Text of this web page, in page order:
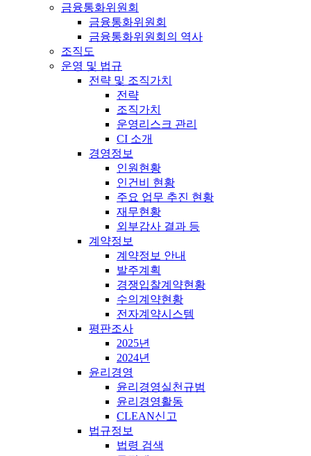
금융통화위원회
금융통화위원회
금융통화위원회의 역사
조직도
운영 및 법규
전략 및 조직가치
전략
조직가치
운영리스크 관리
CI 소개
경영정보
인원현황
인건비 현황
주요 업무 추진 현황
재무현황
외부감사 결과 등
계약정보
계약정보 안내
발주계획
경쟁입찰계약현황
수의계약현황
전자계약시스템
평판조사
2025년
2024년
윤리경영
윤리경영실천규범
윤리경영활동
CLEAN신고
법규정보
법령 검색